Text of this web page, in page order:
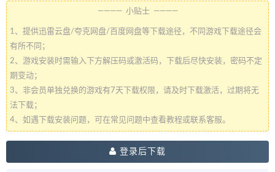
———— 小贴士 ————
1、提供迅雷云盘/夸克网盘/百度网盘等下载途径，不同游戏下载途径会
有所不同；
2、游戏安装时需输入下方解压码或激活码，下载后尽快安装，密码不定
期变动；
3、非会员单独兑换的游戏有7天下载权限，请及时下载激活，过期将无
法下载；
4、如遇下载安装问题，可在常见问题中查看教程或联系客服。
登录后下载